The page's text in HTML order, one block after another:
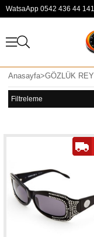
WatsaApp 0542 436 44 14
Anasayfa>GÖZLÜK
Filtreleme